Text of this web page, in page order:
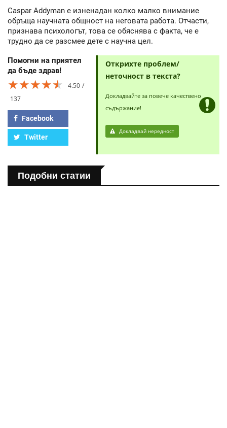
Caspar Addyman е изненадан колко малко внимание
обръща научната общност на неговата работа. Отчасти,
признава психологът, това се обяснява с факта, че е
трудно да се разсмее дете с научна цел.
Помогни на приятел
да бъде здрав!
★★★★★
★★★★★
★★★★★
4.50
137
Facebook
Twitter
Открихте проблем/
неточност в текста?
Докладвайте за повече качествено
съдържание!
Докладвай нередност
Подобни статии